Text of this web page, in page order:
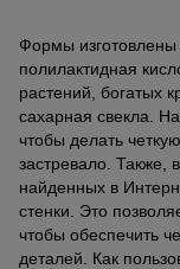
Формы изготовлены
полилактидная
растений, богатых
сахарная свекла.
чтобы делать
застревало. Также,
найденных в
стенки. Это
чтобы обеспечить
деталей. Как